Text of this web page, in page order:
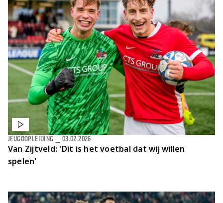
Van Zijtveld: 'Dit is het voetbal dat wij willen
spelen'
JEUGDOPLEIDING 03.02.2026